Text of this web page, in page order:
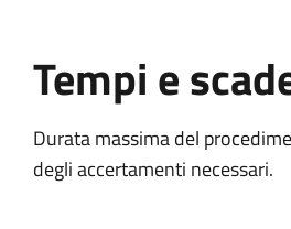
Tempi e
Durata massima del
degli accertamenti necessari.